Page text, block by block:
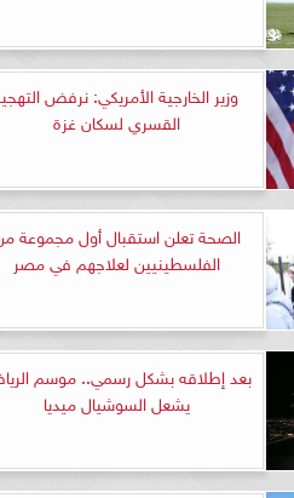
وزير الخارجية الأمريكي: نرفض
القسري لسكان غزة
الصحة تعلن استقبال أول مجموعة
الفلسطينيين لعلاجهم في مصر
بعد إطلاقه بشكل رسمي.. موسم
يشعل السوشيال ميديا